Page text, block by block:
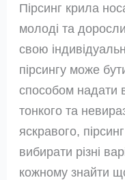
Пірсинг крила
молоді та
свою
пірсингу може
способом надати
тонкого та
яскравого,
вибирати різні
кожному знайти